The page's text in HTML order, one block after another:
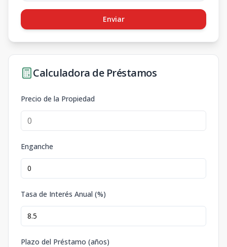
Enviar
Calculadora de Préstamos
Precio de la Propiedad
Enganche
Tasa de Interés Anual (%)
Plazo del Préstamo (años)